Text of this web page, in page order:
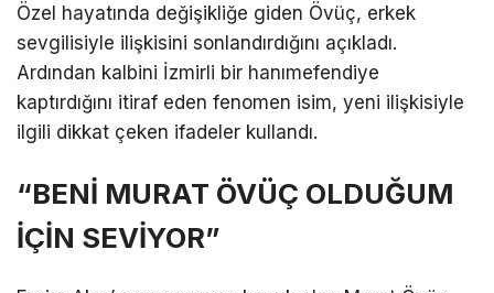
Özel hayatında değişikliğe giden Övüç, erkek
sevgilisiyle ilişkisini sonlandırdığını açıkladı.
Ardından kalbini İzmirli bir hanımefendiye
kaptırdığını itiraf eden fenomen isim, yeni ilişkisiyle
ilgili dikkat çeken ifadeler kullandı.
“BENİ MURAT ÖVÜÇ OLDUĞUM
İÇİN SEVİYOR”